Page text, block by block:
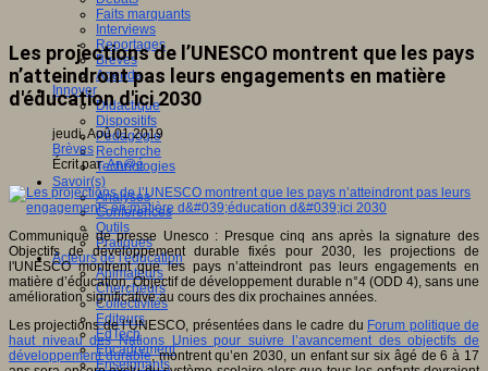
Faits marquants
Interviews
Reportages
Brèves
Agenda
Innover
Didactique
Dispositifs
Pédagogie
Recherche
Technologies
Savoir(s)
Analyses
Conférences
Outils
Pratiques
Acteurs de l'éducation
Animateurs
Chercheurs
Collectivités
Editeurs
EdTech
Encadrement
Enseignants
Les projections de l’UNESCO montrent que les pays
n’atteindront pas leurs engagements en matière
d'éducation d'ici 2030
jeudi, Aoû 01 2019
Brèves
Écrit parAn@é
Communiqué de presse Unesco : Presque cinq ans après la signature des
Objectifs de développement durable fixés pour 2030, les projections de
l'UNESCO montrent que les pays n’atteindront pas leurs engagements en
matière d’éducation, Objectif de développement durable n°4 (ODD 4), sans une
amélioration significative au cours des dix prochaines années.
Les projections de l’UNESCO, présentées dans le cadre du Forum politique de
haut niveau des Nations Unies pour suivre l’avancement des objectifs de
développement durable, montrent qu’en 2030, un enfant sur six âgé de 6 à 17